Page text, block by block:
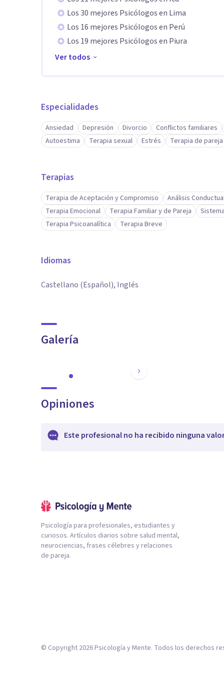
Los 30 mejores Psicólogos en Lima
Los 16 mejores Psicólogos en Perú
Los 19 mejores Psicólogos en Piura
Ver todos
Especialidades
Ansiedad Depresión Divorcio Conflictos familiares
Autoestima
Terapia sexual Estrés Terapia de pareja
Terapias
Terapia de Aceptación y Compromiso Análisis
Terapia Emocional
Terapia Familiar y de Pareja
Terapia Psicoanalítica
Terapia Breve
Idiomas
Castellano (Español), Inglés
Galería
Opiniones
Este profesional no ha recibido ninguna
Psicología para profesionales, estudiantes y
curiosos. Artículos diarios sobre salud mental,
neurociencias, frases célebres y relaciones
de pareja.
© Copyright 2026Psicología y Mente. Todos los derechos